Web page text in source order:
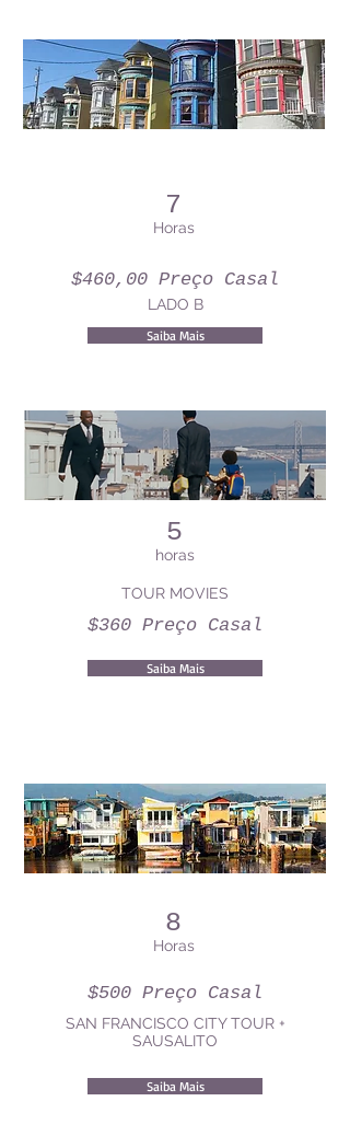
7
Horas
$460,00 Preço Casal
LADO B
Saiba Mais
5
horas
TOUR MOVIES
$360 Preço Casal
Saiba Mais
Saiba Mais
$500 Preço Casal
SAN FRANCISCO CITY TOUR +
SAUSALITO
8
Horas